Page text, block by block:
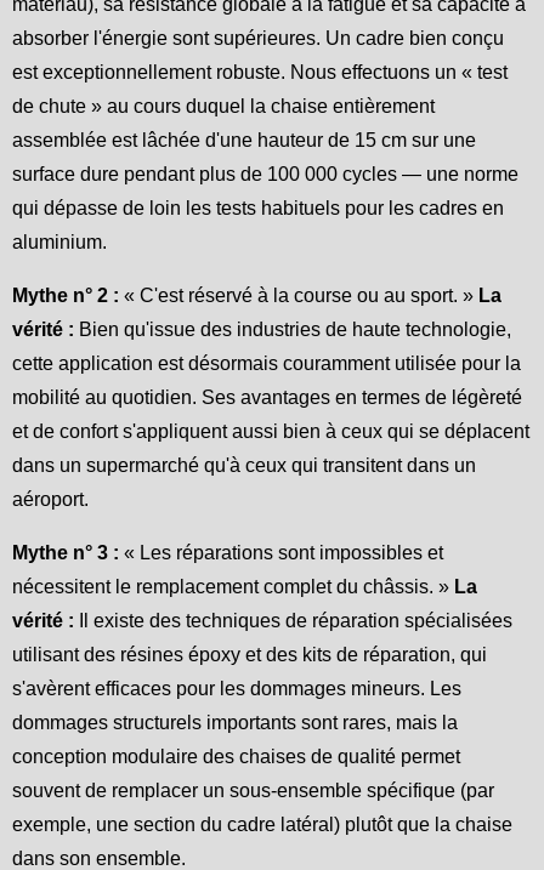
absorber l'énergie sont supérieures. Un cadre bien conçu
est exceptionnellement robuste. Nous effectuons un « test
de chute » au cours duquel la chaise entièrement
assemblée est lâchée d'une hauteur de 15 cm sur une
surface dure pendant plus de 100 000 cycles — une norme
qui dépasse de loin les tests habituels pour les cadres en
aluminium.
Mythe n° 2 : « C'est réservé à la course ou au sport. » La
vérité : Bien qu'issue des industries de haute technologie,
cette application est désormais couramment utilisée pour la
mobilité au quotidien. Ses avantages en termes de légèreté
et de confort s'appliquent aussi bien à ceux qui se déplacent
dans un supermarché qu'à ceux qui transitent dans un
aéroport.
Mythe n° 3 : « Les réparations sont impossibles et
nécessitent le remplacement complet du châssis. » La
vérité :
Il existe des techniques de réparation spécialisées
utilisant des résines époxy et des kits de réparation, qui
s'avèrent efficaces pour les dommages mineurs. Les
dommages structurels importants sont rares, mais la
conception modulaire des chaises de qualité permet
souvent de remplacer un sous-ensemble spécifique (par
exemple, une section du cadre latéral) plutôt que la chaise
dans son ensemble.